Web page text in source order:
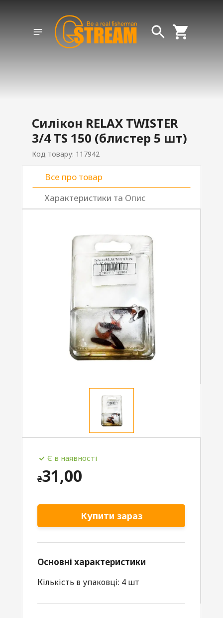
Силікон RELAX TWISTER
3/4 TS 150 (блистер 5 шт)
Код товару: 117942
Все про товар
Характеристики та Опис
Є в наявності
₴31,00
Купити зараз
Основні характеристики
Кількість в упаковці: 4 шт